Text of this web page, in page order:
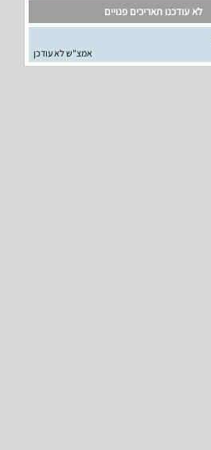
לא עודכנו תאריכים פנויים
אמצ"ש לא עודכן